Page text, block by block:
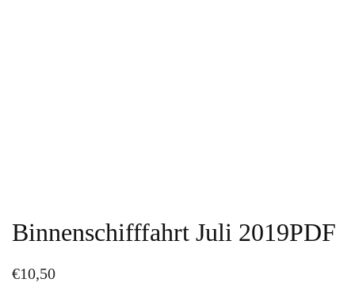
Binnenschifffahrt Juli 2019PDF
€10,50